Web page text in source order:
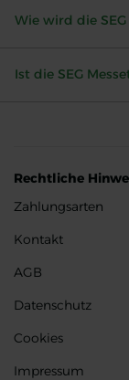
Wie wird die
Ist die SEG
Rechtliche
Zahlungsarten
Kontakt
AGB
Datenschutz
Cookies
Impressum